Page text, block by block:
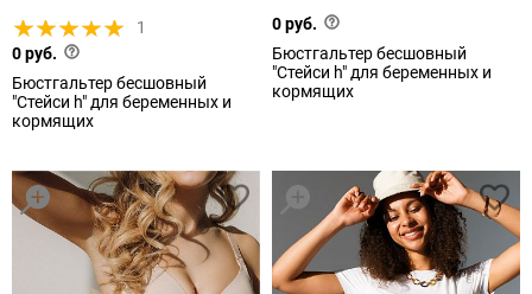
1
0 руб.
Бюстгальтер бесшовный
"Стейси h" для беременных и
кормящих
0 руб.
Бюстгальтер бесшовный
"Стейси h" для беременных и
кормящих